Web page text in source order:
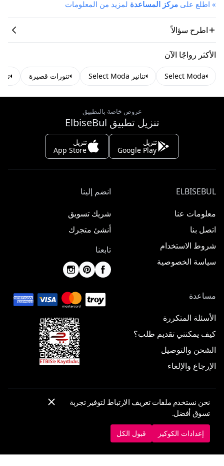
» اطلع على مركز المساعدة لمزيد من المعلومات
اطرح سؤالاً
الأكثر رواجًا الآن
Select Moda تنانير Select Moda تنورات قصيرة
عروض خاصة بالتطبيق
تنزيل تطبيق ElbiseBul
تنزيل
Google Play
تنزيل
App Store
ELBISEBUL
معلومات عنا
اتصل بنا
شروط الاستخدام
سياسة الخصوصية
انضم إلينا
شريك تسويق
أنشئ متجرك
تابعنا
مساعدة
الأسئلة المتكررة
كيف يمكنني تقديم طلب؟
الشحن والتوصيل
الإرجاع والإلغاء
إعدادات الكوكيز
نحن نستخدم ملفات تعريف الارتباط لتوفير تجربة
تسوق أفضل.
إعدادات الكوكيز قبول الكل